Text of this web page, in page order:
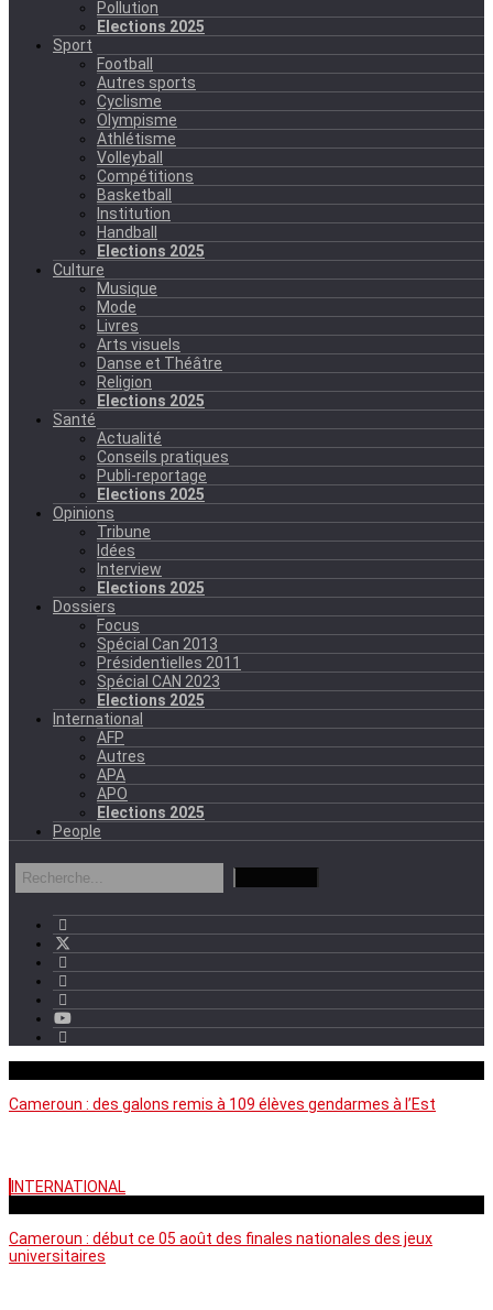
Pollution
Elections 2025
Sport
Football
Autres sports
Cyclisme
Olympisme
Athlétisme
Volleyball
Compétitions
Basketball
Institution
Handball
Elections 2025
Culture
Musique
Mode
Livres
Arts visuels
Danse et Théâtre
Religion
Elections 2025
Santé
Actualité
Conseils pratiques
Publi-reportage
Elections 2025
Opinions
Tribune
Idées
Interview
Elections 2025
Dossiers
Focus
Spécial Can 2013
Présidentielles 2011
Spécial CAN 2023
Elections 2025
International
AFP
Autres
APA
APO
Elections 2025
People
Cameroun : des galons remis à 109 élèves gendarmes à l’Est
INTERNATIONAL
Cameroun : début ce 05 août des finales nationales des jeux
universitaires